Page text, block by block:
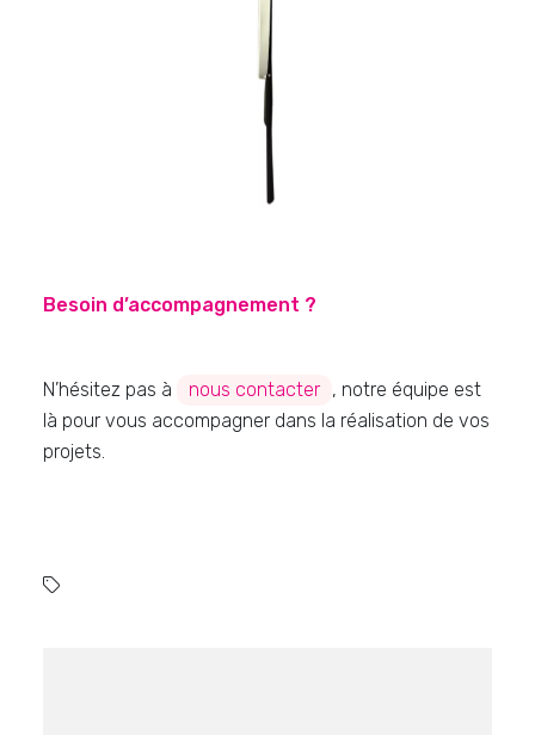
Besoin d’accompagnement ?
N’hésitez pas à nous contacter , notre équipe est
là pour vous accompagner dans la réalisation de vos
projets.